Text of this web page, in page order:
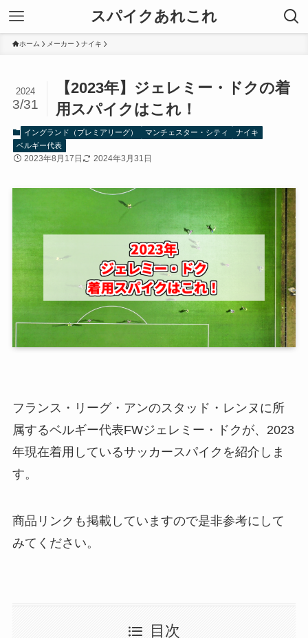
スパイクあれこれ
ホーム メーカー ナイキ
【2023年】ジェレミー・ドクの着
用スパイクはこれ！
2024
3/31
イングランド（プレミアリーグ） マンチェスター・シティ
ナイキ
ベルギー代表
2023年8月17日 2024年3月31日
フランス・リーグ・アンのスタッド・レンヌに所
属するベルギー代表FWジェレミー・ドクが、2023
年現在着用しているサッカースパイクを紹介しま
す。
商品リンクも掲載していますので是非参考にして
みてください。
目次